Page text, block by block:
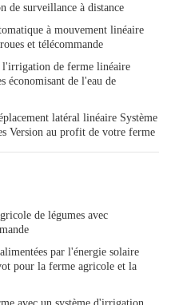
de surveillance à distance
à mouvement linéaire
et télécommande
l'irrigation de ferme linéaire
économisant de l'eau de
latéral linéaire Système
Version au profit de votre ferme
de légumes avec
par l'énergie solaire
pour la ferme agricole et la